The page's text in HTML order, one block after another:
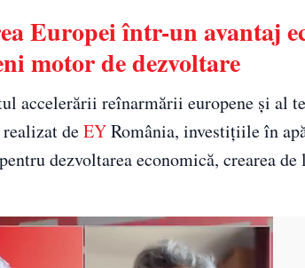
Europei într-un avantaj
motor de dezvoltare
accelerării reînarmării europene și al
deEYRomânia, investițiile în
dezvoltarea economică, crearea